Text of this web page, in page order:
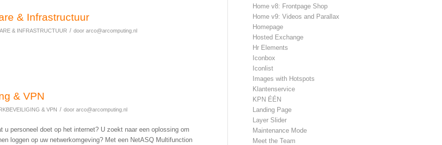
& Infrastructuur
& INFRASTRUCTUUR / door arco@arcomputing.nl
& VPN
& VPN / door arco@arcomputing.nl
u personeel doet op het internet? U zoekt naar een oplossing om
loggen op uw netwerkomgeving? Met een NetASQ Multifunction
Home v8: Frontpage Shop
Home v9: Videos and Parallax
Homepage
Hosted Exchange
Hr Elements
Iconbox
Iconlist
Images with Hotspots
Klantenservice
KPN ÉÉN
Landing Page
Layer Slider
Maintenance Mode
Meet the Team